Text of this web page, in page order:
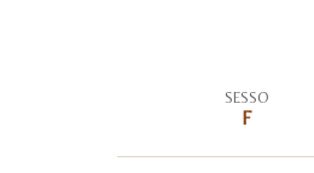
SESSO
F